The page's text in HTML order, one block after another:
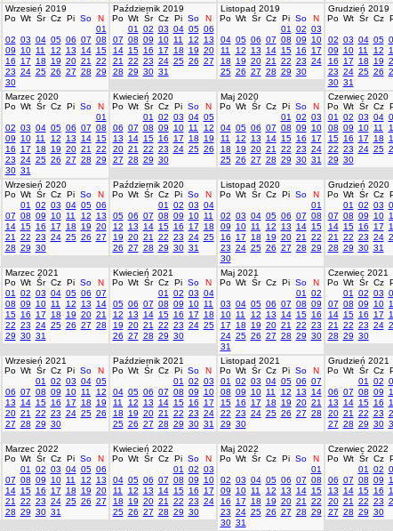
Wrzesień 2019
Po Wt Śr Cz Pi So
N
01
02 03 04 05 06 07 08
09
10 11 12 13 14 15
16
17 18 19 20 21
22
23 24 25 26 27 28 29
30
Październik 2019
Po Wt Śr Cz Pi So
N
01
02 03 04 05 06
07 08 09 10 11 12
13
14 15 16 17 18 19 20
21
22 23 24 25 26 27
28 29 30 31
Listopad 2019
Po Wt Śr Cz Pi So
N
01
02 03
04 05 06 07 08 09
10
11
12 13 14 15 16
17
18
19 20 21 22 23 24
25 26 27 28 29 30
Grudzień 2019
Po Wt Śr Cz
02 03 04 05
09
10 11 12
16
17 18 19
23 24 25 26
30 31
Marzec 2020
Po Wt Śr Cz Pi So
N
01
02 03 04 05 06 07 08
09
10 11 12 13 14 15
16
17 18 19 20 21
22
23 24 25 26 27 28 29
30 31
Kwiecień 2020
Po Wt Śr Cz Pi So
N
01
02 03 04 05
06 07 08 09 10 11
12
13
14 15 16 17 18
19
20 21 22 23 24 25 26
27 28 29 30
Maj 2020
Po Wt Śr Cz Pi So
N
01
02 03
04 05 06 07 08 09
10
11
12 13 14 15 16
17
18
19 20 21 22 23 24
25 26 27 28 29 30 31
Czerwiec 2020
Po Wt Śr Cz
01
02 03 04
08 09 10 11
15 16 17 18
22 23 24 25
29 30
Wrzesień 2020
Po Wt Śr Cz Pi So
N
01
02 03 04 05 06
07 08 09 10 11 12
13
14 15 16 17 18 19 20
21
22 23 24 25 26 27
28 29 30
Październik 2020
Po Wt Śr Cz Pi So
N
01
02 03 04
05 06 07 08 09 10 11
12
13 14 15 16 17
18
19 20 21 22 23 24 25
26 27 28 29 30 31
Listopad 2020
Po Wt Śr Cz Pi So
N
01
02 03 04 05 06 07 08
09
10 11 12 13 14 15
16
17 18 19 20 21
22
23 24 25 26 27 28 29
30
Grudzień 2020
Po Wt Śr Cz
01
02 03
07 08 09 10
14 15 16 17
21
22 23 24
28 29 30 31
Marzec 2021
Po Wt Śr Cz Pi So
N
01
02 03 04 05 06 07
08 09 10 11 12 13
14
15 16 17 18 19 20 21
22 23 24 25 26 27 28
29 30 31
Kwiecień 2021
Po Wt Śr Cz Pi So
N
01
02 03 04
05 06 07 08 09 10 11
12
13 14 15 16 17
18
19 20 21 22 23 24 25
26 27 28 29 30
Maj 2021
Po Wt Śr Cz Pi So
N
01
02
03 04 05 06 07 08 09
10 11 12 13 14 15 16
17
18 19 20 21 22 23
24 25 26 27 28 29 30
31
Czerwiec 2021
Po Wt Śr Cz
01
02 03
07 08 09 10
14 15 16 17
21
22 23 24
28 29 30
Wrzesień 2021
Po Wt Śr Cz Pi So
N
01
02 03 04 05
06 07 08 09 10 11
12
13
14 15 16 17 18
19
20 21 22 23 24 25 26
27 28 29 30
Październik 2021
Po Wt Śr Cz Pi So
N
01
02 03
04 05 06 07 08 09
10
11
12 13 14 15 16
17
18
19 20 21 22 23 24
25 26 27 28 29 30 31
Listopad 2021
Po Wt Śr Cz Pi So
N
01
02 03 04 05 06 07
08 09 10 11 12 13
14
15 16 17 18 19 20 21
22 23 24 25 26 27 28
29 30
Grudzień 2021
Po Wt Śr Cz
01
02
06 07 08 09
13
14 15 16
20 21 22 23
27 28 29 30
Marzec 2022
Po Wt Śr Cz Pi So
N
01
02 03 04 05 06
07 08 09 10 11 12
13
14 15 16 17 18 19 20
21
22 23 24 25 26 27
28 29 30 31
Kwiecień 2022
Po Wt Śr Cz Pi So
N
01
02 03
04 05 06 07 08 09
10
11
12 13 14 15 16
17
18
19 20 21 22 23 24
25 26 27 28 29 30
Maj 2022
Po Wt Śr Cz Pi So
N
01
02 03 04 05 06 07 08
09
10 11 12 13 14 15
16
17 18 19 20 21
22
23 24 25 26 27 28 29
30 31
Czerwiec 2022
Po Wt Śr Cz
01
02
06 07 08 09
13
14 15 16
20 21 22 23
27 28 29 30